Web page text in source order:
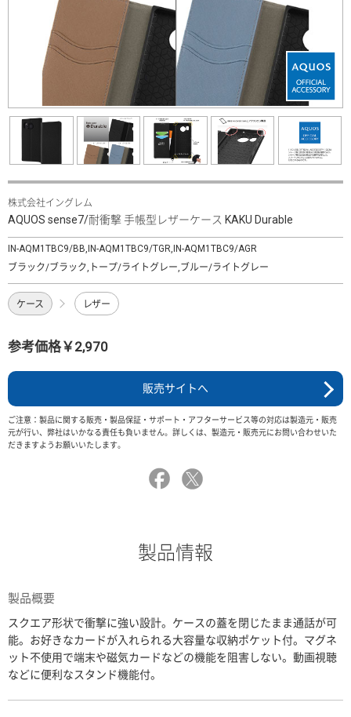
株式会社イングレム
AQUOS sense7/耐衝撃 手帳型レザーケース KAKU Durable
IN-AQM1TBC9/BB,IN-AQM1TBC9/TGR,IN-AQM1TBC9/AGR
ブラック/ブラック,トープ/ライトグレー,ブルー/ライトグレー
ケース レザー
参考価格￥2,970
販売サイトへ
ご注意：製品に関する販売・製品保証・サポート・アフターサービス等の対応は製造元・販売
元が行い、弊社はいかなる責任も負いません。詳しくは、製造元・販売元にお問い合わせいた
だきますようお願いいたします。
製品情報
製品概要
スクエア形状で衝撃に強い設計。ケースの蓋を閉じたまま通話が可
能。お好きなカードが入れられる大容量な収納ポケット付。マグネ
ット不使用で端末や磁気カードなどの機能を阻害しない。動画視聴
などに便利なスタンド機能付。